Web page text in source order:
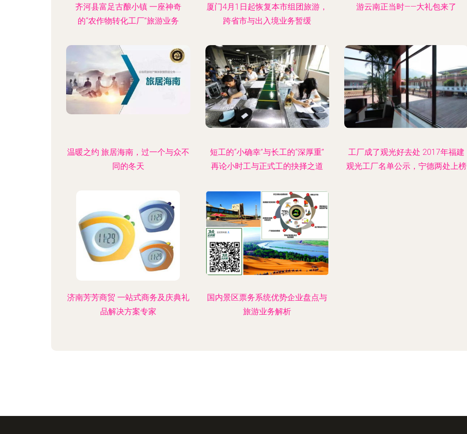
齐河县富足古酿小镇 一座神奇
的“农作物转化工厂”旅游业务
厦门4月1日起恢复本市组团旅游，
跨省市与出入境业务暂缓
游云南正当时——大礼包来了
温暖之约 旅居海南，过一个与众不
同的冬天
短工的“小确幸”与长工的“深厚重”
再论小时工与正式工的抉择之道
工厂成了观光好去处 2017年福建
观光工厂名单公示，宁德两处上榜
济南芳芳商贸 一站式商务及庆典礼
品解决方案专家
国内景区票务系统优势企业盘点与
旅游业务解析